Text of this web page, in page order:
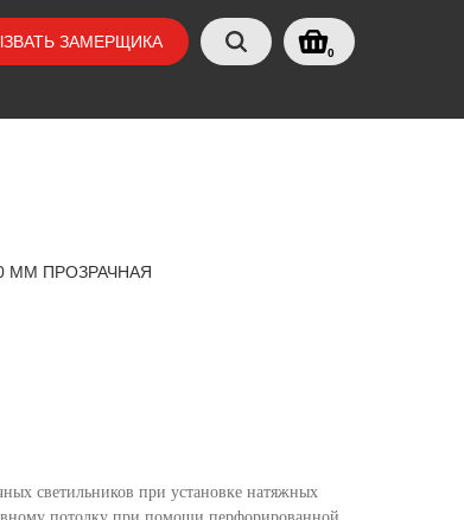
ЗАМЕРЩИКА
0
ММ ПРОЗРАЧНАЯ
светильников при установке натяжных